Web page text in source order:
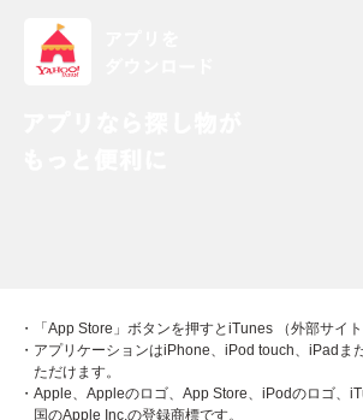
・「App Store」ボタンを押すとiTunes （外部サイト
・アプリケーションはiPhone、iPod touch、iPadま
ただけます。
・Apple、Appleのロゴ、App Store、iPodのロゴ、
国のApple Inc.の登録商標です。